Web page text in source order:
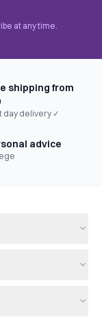
at any time.
shipping from
day delivery ✓
advice